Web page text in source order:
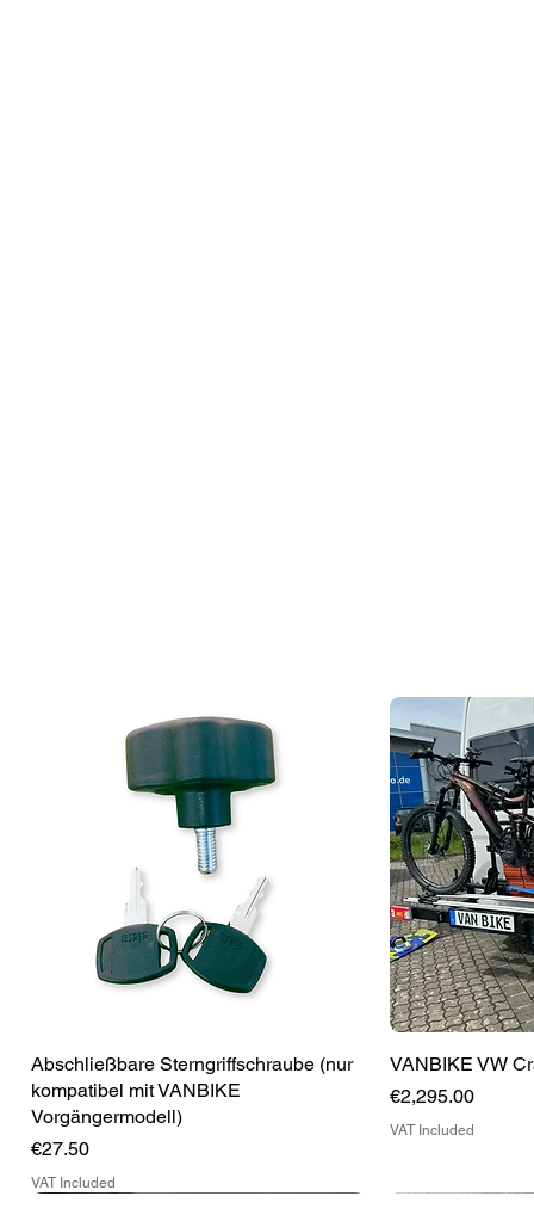
Quick View
Abschließbare Sterngriffschraube (nur
kompatibel mit VANBIKE
Vorgängermodell)
Price
€27.50
VAT Included
VANBIKE VW
Price
€2,295.00
VAT Included